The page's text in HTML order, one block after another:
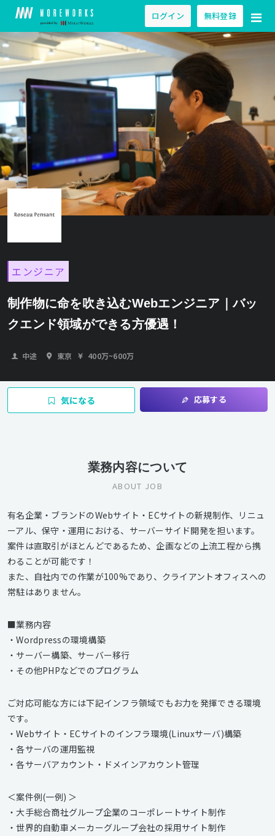
ログイン 無料登録
エンジニア
制作物に命を吹き込むWebエンジニア｜バッ
クエンド領域ができる方優遇！
中途 東京 400万~600万
気になる 応募する
業務内容について
ABOUT JOB
有名企業・ブランドのWebサイト・ECサイトの新規制作、リニュ
ーアル、保守・運用における、サーバーサイド開発を担います。
案件は直取引がほとんどであるため、企画などの上流工程から携
わることが可能です！
また、自社内での作業が100%であり、クライアントオフィスへの
常駐はありません。
■業務内容
・Wordpressの環境構築
・サーバー構築、サーバー移行
・その他PHPなどでのプログラム
ご対応可能な方には下記インフラ領域でもお力を発揮できる環境
です。
・Webサイト・ECサイトのインフラ環境(Linuxサーバ)構築
・各サーバの運用監視
・各サーバアカウント・ドメインアカウント管理
＜案件例(一例) ＞
・大手総合商社グループ企業のコーポレートサイト制作
・世界的自動車メーカーグループ会社の採用サイト制作